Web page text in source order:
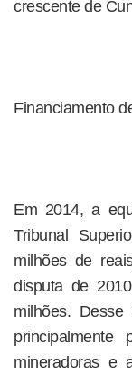
crescente de
Financiamento
Em 2014, a
Tribunal
milhões de
disputa de
milhões.
principalmente
mineradoras e